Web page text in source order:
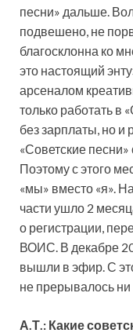
песни» дальше.
подвешено, не
благосклонна ко
это настоящий
арсеналом
только работать в
без зарплаты, но и
«Советские
Поэтому с этого
«мы» вместо «я».
части ушло 2
о регистрации,
ВОИС. В декабре
вышли в эфир. С
не прерывалось ни
А.Т.: Какие